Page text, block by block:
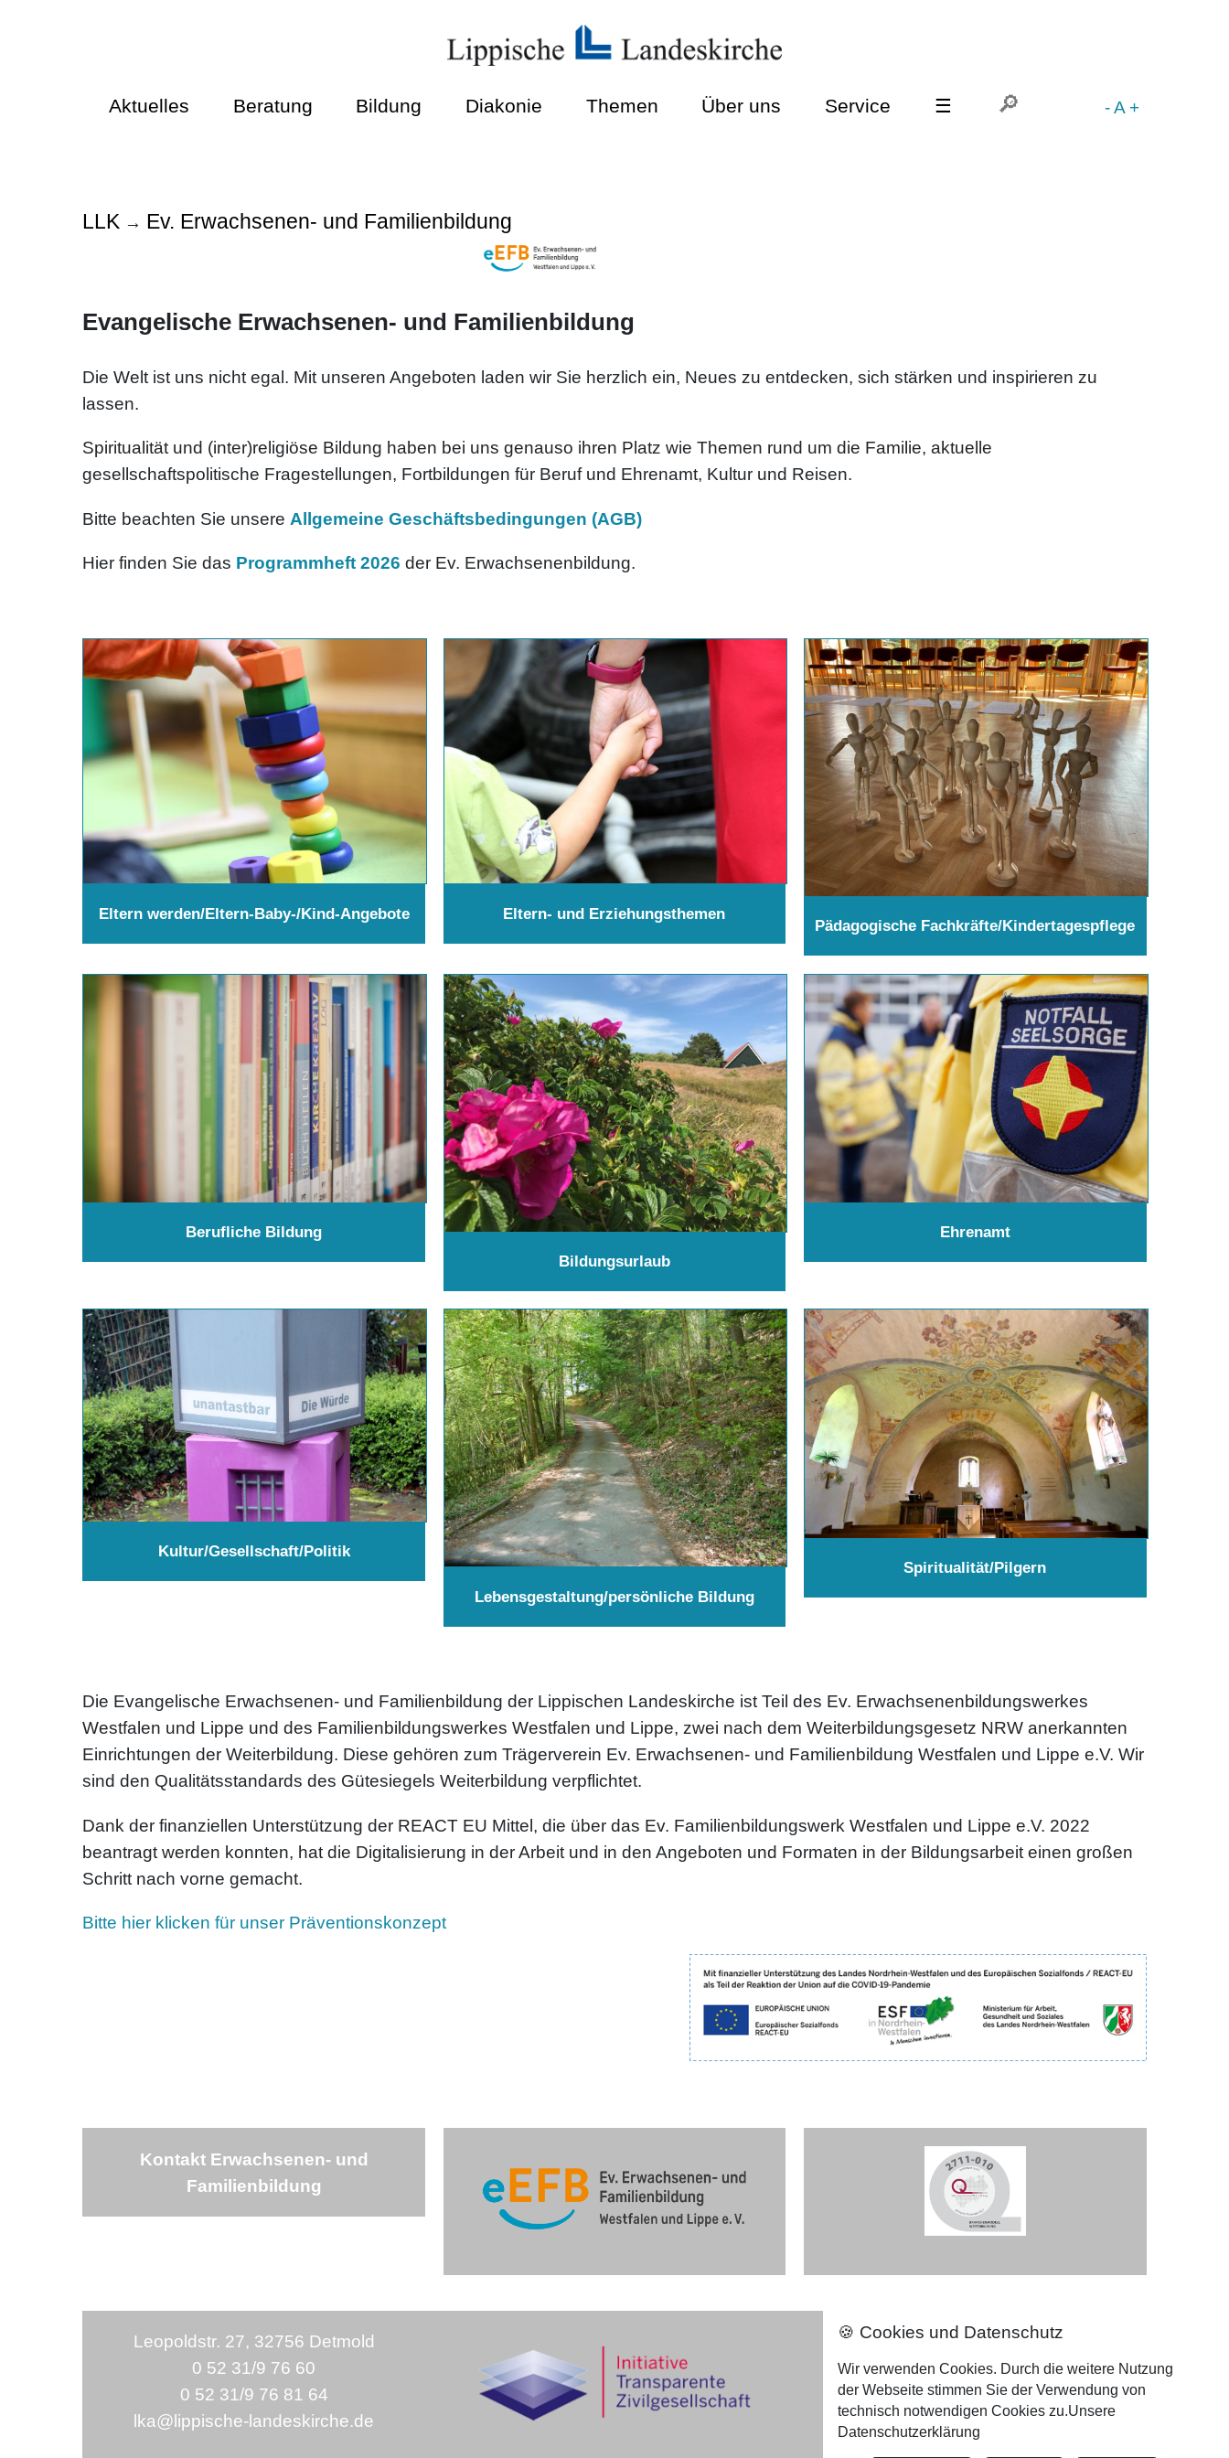
Aktuelles Beratung Bildung Diakonie Themen Über uns Service ☰ - A +
LLK → Ev. Erwachsenen- und Familienbildung
Evangelische Erwachsenen- und Familienbildung
Die Welt ist uns nicht egal. Mit unseren Angeboten laden wir Sie herzlich ein, Neues zu entdecken, sich stärken und inspirieren zu
lassen.
Spiritualität und (inter)religiöse Bildung haben bei uns genauso ihren Platz wie Themen rund um die Familie, aktuelle
gesellschaftspolitische Fragestellungen, Fortbildungen für Beruf und Ehrenamt, Kultur und Reisen.
Bitte beachten Sie unsere Allgemeine Geschäftsbedingungen (AGB)
Hier finden Sie das Programmheft 2026 der Ev. Erwachsenenbildung.
Eltern werden/Eltern-Baby-/Kind-Angebote Eltern- und Erziehungsthemen
Pädagogische Fachkräfte/Kindertagespflege
Berufliche Bildung
Bildungsurlaub
Ehrenamt
Kultur/Gesellschaft/Politik
Lebensgestaltung/persönliche Bildung
Spiritualität/Pilgern
Die Evangelische Erwachsenen- und Familienbildung der Lippischen Landeskirche ist Teil des Ev. Erwachsenenbildungswerkes
Westfalen und Lippe und des Familienbildungswerkes Westfalen und Lippe, zwei nach dem Weiterbildungsgesetz NRW anerkannten
Einrichtungen der Weiterbildung. Diese gehören zum Trägerverein Ev. Erwachsenen- und Familienbildung Westfalen und Lippe e.V. Wir
sind den Qualitätsstandards des Gütesiegels Weiterbildung verpflichtet.
Dank der finanziellen Unterstützung der REACT EU Mittel, die über das Ev. Familienbildungswerk Westfalen und Lippe e.V. 2022
beantragt werden konnten, hat die Digitalisierung in der Arbeit und in den Angeboten und Formaten in der Bildungsarbeit einen großen
Schritt nach vorne gemacht.
Bitte hier klicken für unser Präventionskonzept
Kontakt Erwachsenen- und
Familienbildung
Leopoldstr. 27, 32756 Detmold
0 52 31/9 76 60
0 52 31/9 76 81 64
lka@lippische-landeskirche.de
Nach oben ⇪
Impressum
Datenschutzerklärung
Widerrufsformular
🍪 Cookies und Datenschutz
Wir verwenden Cookies. Durch die weitere Nutzung
der Webseite stimmen Sie der Verwendung von
technisch notwendigen Cookies zu.Unsere
Datenschutzerklärung